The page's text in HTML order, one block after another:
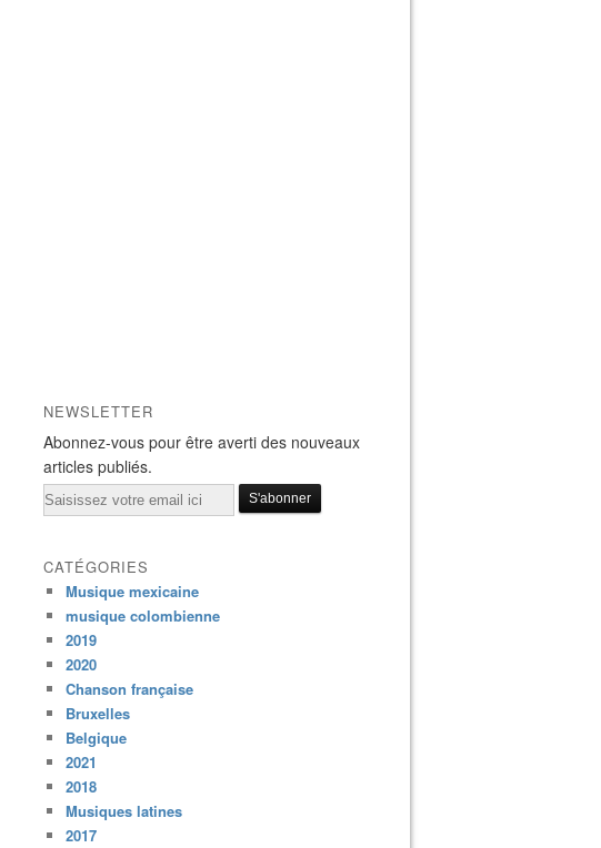
NEWSLETTER
Abonnez-vous pour être averti des nouveaux
articles publiés.
Email
CATÉGORIES
Musique mexicaine
musique colombienne
2019
2020
Chanson française
Bruxelles
Belgique
2021
2018
Musiques latines
2017